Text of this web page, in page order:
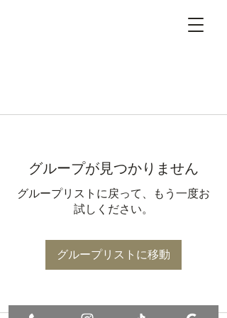
グループが見つかりません
グループリストに戻って、もう一度お
試しください。
グループリストに移動